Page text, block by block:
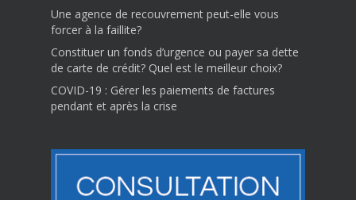
Une agence de recouvrement peut-elle vous
forcer à la faillite?
Constituer un fonds d’urgence ou payer sa dette
de carte de crédit? Quel est le meilleur choix?
COVID-19 : Gérer les paiements de factures
pendant et après la crise